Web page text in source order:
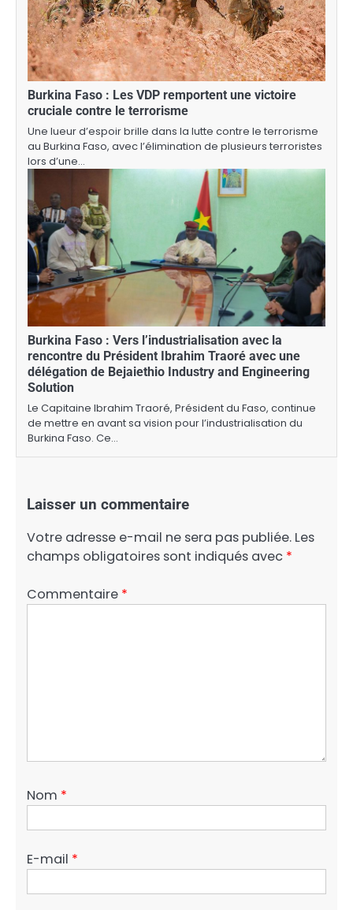
Burkina Faso : Les VDP remportent une victoire
cruciale contre le terrorisme
Une lueur d’espoir brille dans la lutte contre le terrorisme
au Burkina Faso, avec l’élimination de plusieurs terroristes
lors d’une…
Burkina Faso : Vers l’industrialisation avec la
rencontre du Président Ibrahim Traoré avec une
délégation de Bejaiethio Industry and Engineering
Solution
Le Capitaine Ibrahim Traoré, Président du Faso, continue
de mettre en avant sa vision pour l’industrialisation du
Burkina Faso. Ce…
Laisser un commentaire
Votre adresse e-mail ne sera pas publiée. Les
champs obligatoires sont indiqués avec *
Commentaire *
Nom *
E-mail *